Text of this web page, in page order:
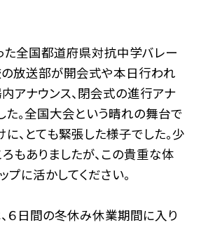
た全国都道府県対抗中学バレー
放送部が開会式や本日行われ
アナウンス、閉会式の進行アナ
た。全国大会という晴れの舞台で
、とても緊張した様子でした。少
ろもありましたが、この貴重な体
に活かしてください。
６日間の冬休み休業期間に入り